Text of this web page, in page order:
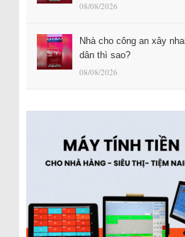
08/08/2026
Nhà cho công an xây
dân thì sao?
08/08/2026